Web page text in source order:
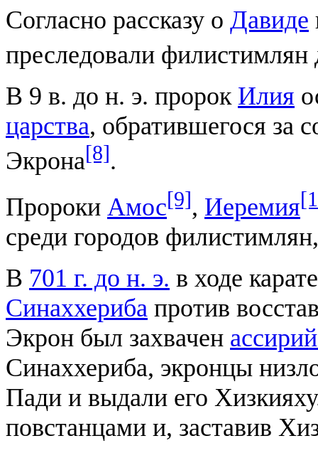
Согласно рассказу о Давиде
преследовали филистимлян
В 9 в. до н. э. пророк Илия
царства, обратившегося за
Экрона[8].
Пророки Амос[9], Иеремия
среди городов
В 701 г. до н. э. в ходе
Синаххериба против
Экрон был захвачен
Синаххериба, экронцы
Пади и выдали его
повстанцами и, заставив